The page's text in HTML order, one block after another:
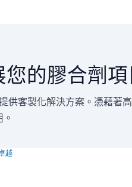
的膠合劑項
客製化解決方案。憑藉著